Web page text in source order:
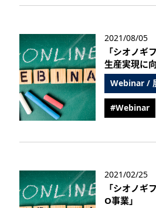
2021/08/05
「シオノギ
生産実現に
Webinar /
#Webinar
2021/02/25
「シオノギ
O事業」